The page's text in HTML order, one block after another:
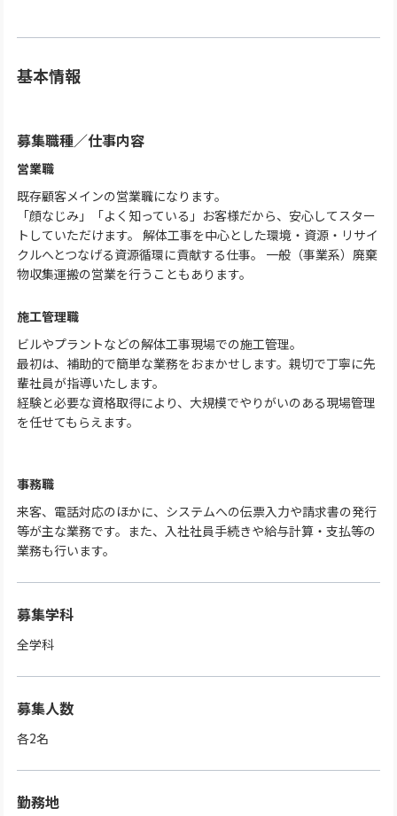
基本情報
募集職種／仕事内容
営業職
既存顧客メインの営業職になります。
「顔なじみ」「よく知っている」お客様だから、安心してスター
トしていただけます。 解体工事を中心とした環境・資源・リサイ
クルへとつなげる資源循環に貢献する仕事。 一般（事業系）廃棄
物収集運搬の営業を行うこともあります。
施工管理職
ビルやプラントなどの解体工事現場での施工管理。
最初は、補助的で簡単な業務をおまかせします。親切で丁寧に先
輩社員が指導いたします。
経験と必要な資格取得により、大規模でやりがいのある現場管理
を任せてもらえます。
事務職
来客、電話対応のほかに、システムへの伝票入力や請求書の発行
等が主な業務です。また、入社社員手続きや給与計算・支払等の
業務も行います。
募集学科
全学科
募集人数
各2名
勤務地